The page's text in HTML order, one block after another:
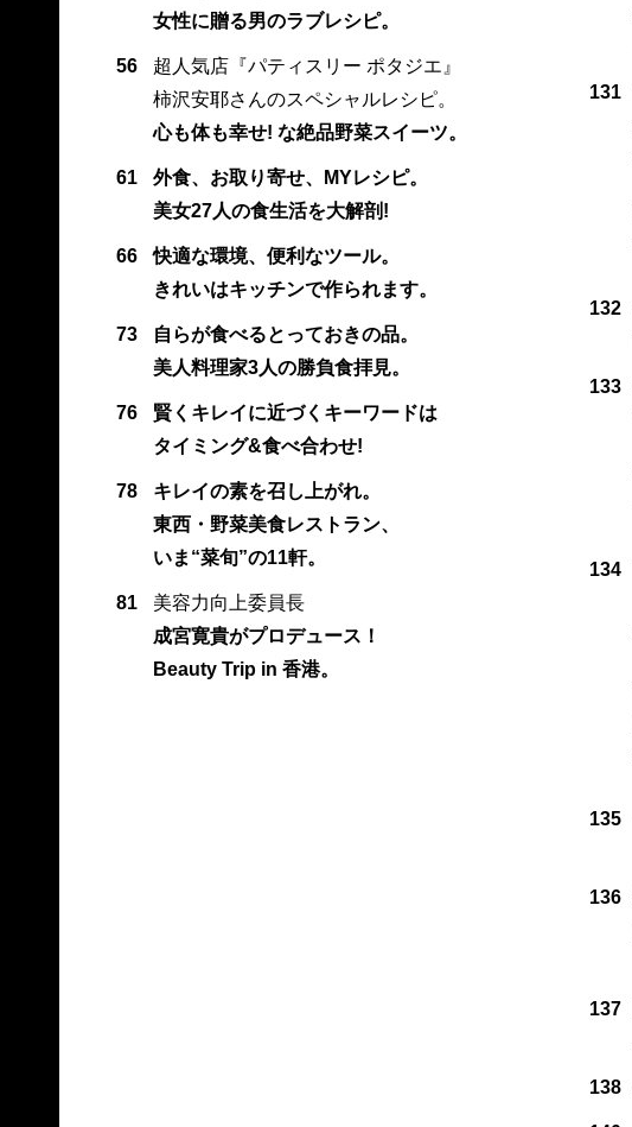
女性に贈る男のラブレシピ。
56
超人気店『パティスリー ポタジエ』
柿沢安耶さんのスペシャルレシピ。
心も体も幸せ! な絶品野菜スイーツ。
61
外食、お取り寄せ、MYレシピ。
美女27人の食生活を大解剖!
66
快適な環境、便利なツール。
きれいはキッチンで作られます。
73
自らが食べるとっておきの品。
美人料理家3人の勝負食拝見。
76
賢くキレイに近づくキーワードは
タイミング&食べ合わせ!
78
キレイの素を召し上がれ。
東西・野菜美食レストラン、
いま“菜旬”の11軒。
81
美容力向上委員長
成宮寛貴がプロデュース！
Beauty Trip in 香港。
131
132
133
134
135
136
137
138